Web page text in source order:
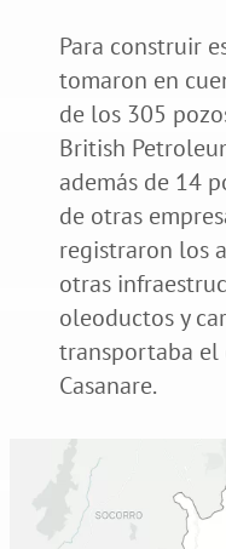
Para construir
tomaron en
de los 305
British
además de 14
de otras
registraron los
otras
oleoductos y
transportaba el
Casanare.